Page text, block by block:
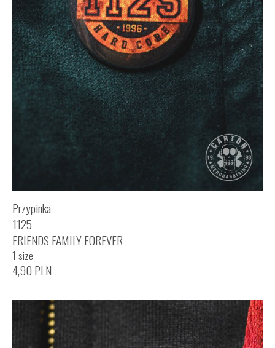
Przypinka
1125
FRIENDS FAMILY FOREVER
1 size
4,90 PLN